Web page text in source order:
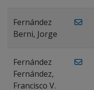
Fernández
Berni, Jorge
Fernández
Fernández,
Francisco V.